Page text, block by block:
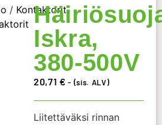
/ Kontaktorit,
Iskra,
380-500V
20,71 € - (sis. ALV)
Liitettäväksi rinnan